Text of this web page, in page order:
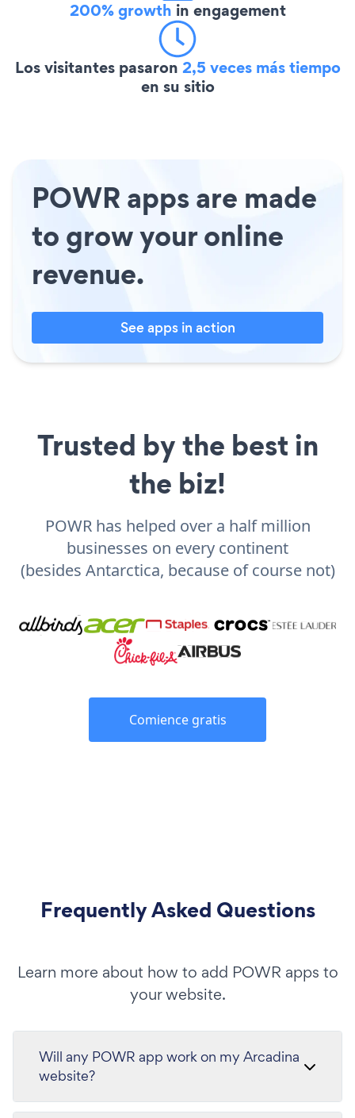
200% growth in engagement
Los visitantes pasaron 2,5 veces más tiempo
en su sitio
POWR apps are made
to grow your online
revenue.
See apps in action
Trusted by the best in
the biz!
POWR has helped over a half million
businesses on every continent
(besides Antarctica, because of course not)
Comience gratis
Frequently Asked Questions
Learn more about how to add POWR apps to
your website.
Will any POWR app work on my Arcadina
website?